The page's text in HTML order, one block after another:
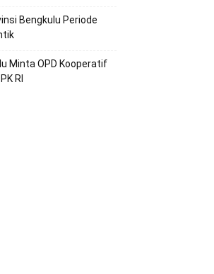
Bengkulu Periode
Minta OPD Kooperatif
RI